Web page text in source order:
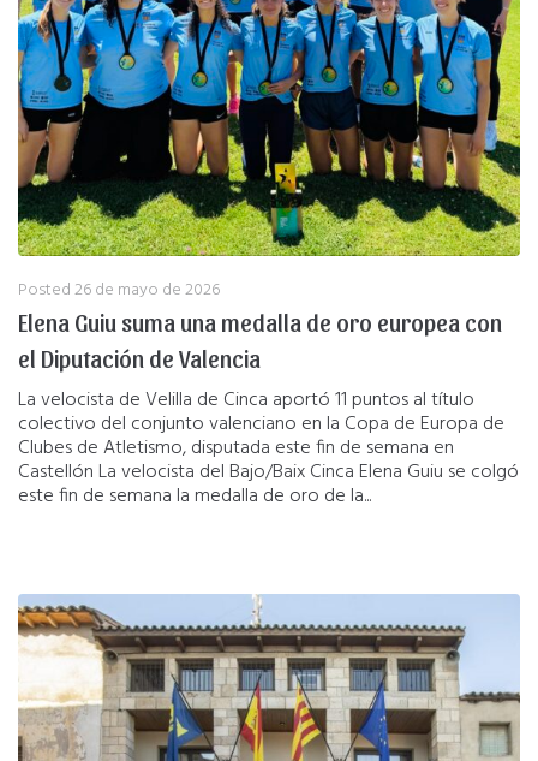
Posted26 de mayo de 2026
Elena Guiu suma una medalla de oro europea con
el Diputación de Valencia
La velocista de Velilla de Cinca aportó 11 puntos al título
colectivo del conjunto valenciano en la Copa de Europa de
Clubes de Atletismo, disputada este fin de semana en
Castellón La velocista del Bajo/Baix Cinca Elena Guiu se colgó
este fin de semana la medalla de oro de la...